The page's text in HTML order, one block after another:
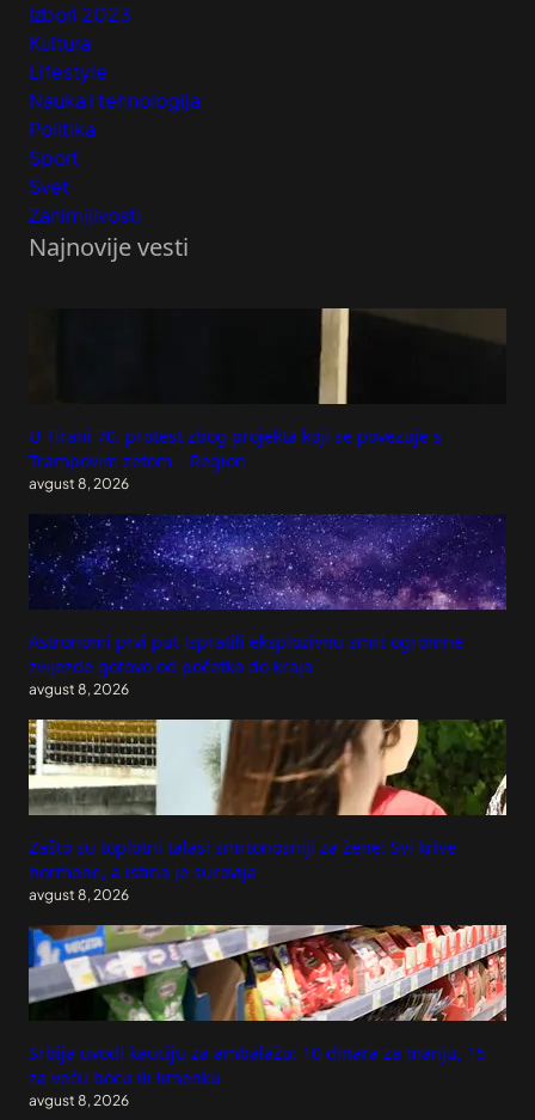
Izbori 2023
Kultura
Lifestyle
Nauka i tehnologija
Politika
Sport
Svet
Zanimljivosti
Najnovije vesti
U Tirani 70. protest zbog projekta koji se povezuje s
Trampovim zetom – Region
avgust 8, 2026
Astronomi prvi put ispratili eksplozivnu smrt ogromne
zvijezde gotovo od početka do kraja
avgust 8, 2026
Zašto su toplotni talasi smrtonosniji za žene: Svi krive
hormone, a istina je surovija
avgust 8, 2026
Srbija uvodi kauciju za ambalažu: 10 dinara za manju, 15
za veću bocu ili limenku
avgust 8, 2026